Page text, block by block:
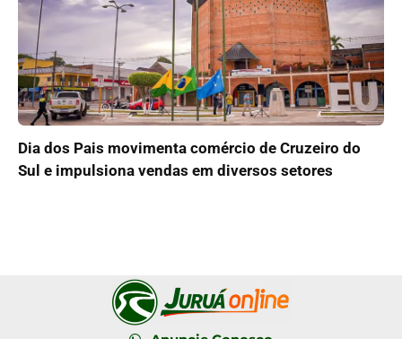
Dia dos Pais movimenta comércio de Cruzeiro do
Sul e impulsiona vendas em diversos setores